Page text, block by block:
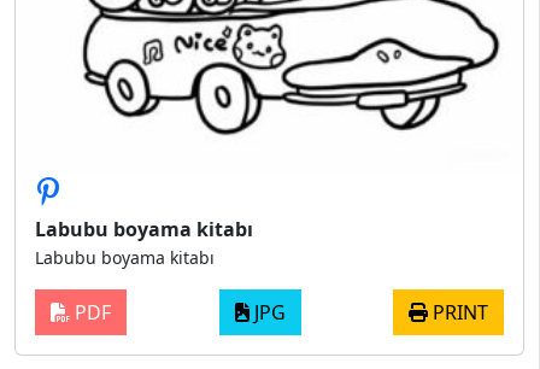
Labubu boyama kitabı
Labubu boyama kitabı
PDF JPG PRINT